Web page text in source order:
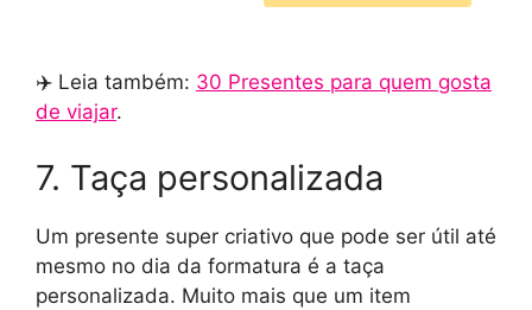
✈️ Leia também: 30 Presentes para quem gosta
de viajar.
7. Taça personalizada
Um presente super criativo que pode ser útil até
mesmo no dia da formatura é a taça
personalizada. Muito mais que um item